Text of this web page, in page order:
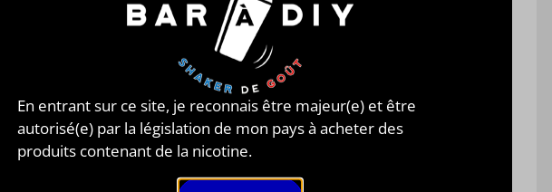
des bois Frais
13,90 € / 50 ml
Maison Fuel®
ZAKARY BY FIGHTER FUEL®
Nectarine, Ananas Frais.
13,90 €
En entrant sur ce site, je reconnais être majeur(e) et être
autorisé(e) par la législation de mon pays à acheter des
produits contenant de la nicotine.